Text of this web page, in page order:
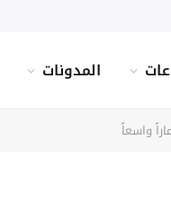
المدونات
واسعاً